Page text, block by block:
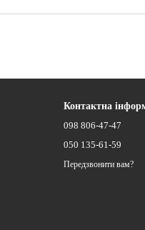
Контактна
098 806-47-47
050 135-61-59
Передзвонити вам?